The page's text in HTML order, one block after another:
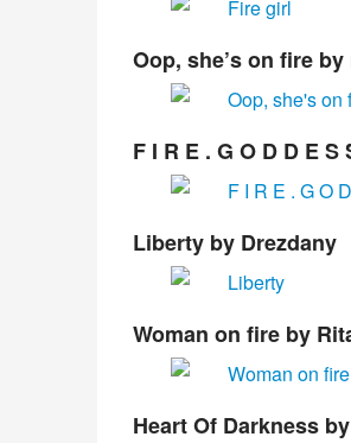
Oop, she’s on fire by
F I R E . G O D D E S
Liberty by Drezdany
Woman on fire by
Heart Of Darkness